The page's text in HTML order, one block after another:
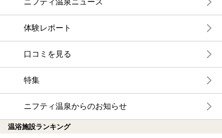
ニフティ温泉ニュース
体験レポート
口コミを見る
特集
ニフティ温泉からのお知らせ
温浴施設ランキング